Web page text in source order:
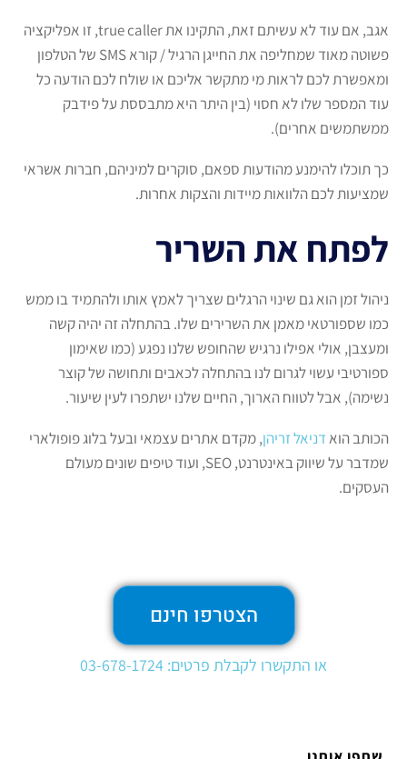
אגב, אם עוד לא עשיתם זאת, התקינו את true caller, זו אפליקציה
פשוטה מאוד שמחליפה את החייגן הרגיל / קורא SMS של הטלפון
ומאפשרת לכם לראות מי מתקשר אליכם או שולח לכם הודעה כל
עוד המספר שלו לא חסוי (בין היתר היא מתבססת על פידבק
ממשתמשים אחרים).
כך תוכלו להימנע מהודעות ספאם, סוקרים למיניהם, חברות אשראי
שמציעות לכם הלוואות מיידות והצקות אחרות.
לפתח את השריר
ניהול זמן הוא גם שינוי הרגלים שצריך לאמץ אותו ולהתמיד בו ממש
כמו שספורטאי מאמן את השרירים שלו. בהתחלה זה יהיה קשה
ומעצבן, אולי אפילו נרגיש שהחופש שלנו נפגע (כמו שאימון
ספורטיבי עשוי לגרום לנו בהתחלה לכאבים ותחושה של קוצר
נשימה), אבל לטווח הארוך, החיים שלנו ישתפרו לעין שיעור.
הכותב הואדניאל זריהן, מקדם אתרים עצמאי ובעל בלוג פופולארי
שמדבר על שיווק באינטרנט, SEO, ועוד טיפים שונים מעולם
העסקים.
הצטרפו חינם
או התקשרו לקבלת פרטים: 03-678-1724